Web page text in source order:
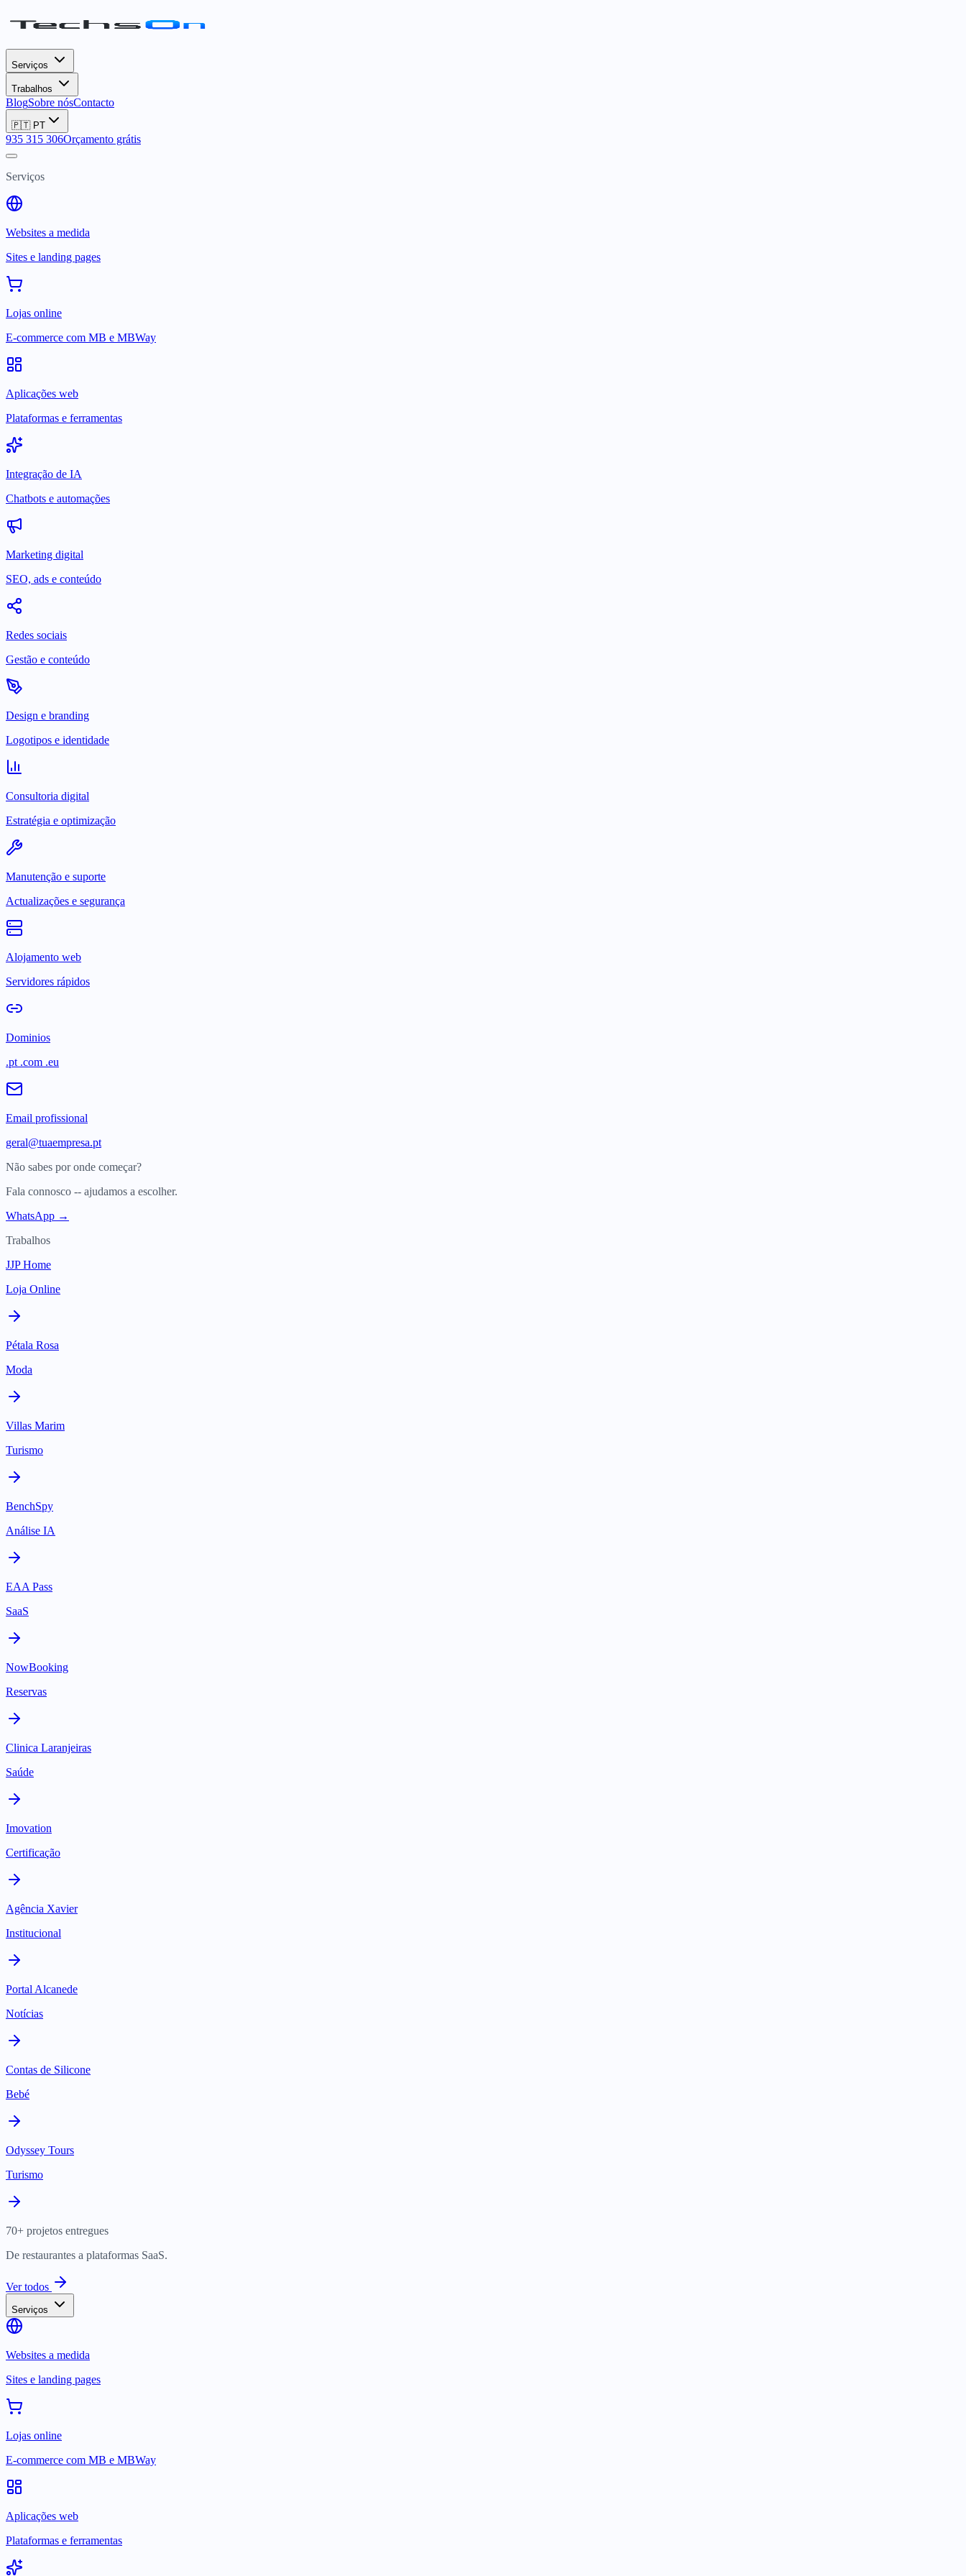
Serviços
Trabalhos
BlogSobre nósContacto
🇵🇹 PT
935 315 306Orçamento grátis
Serviços
Websites a medida
Sites e landing pages
Lojas online
E-commerce com MB e MBWay
Aplicações web
Plataformas e ferramentas
Integração de IA
Chatbots e automações
Marketing digital
SEO, ads e conteúdo
Redes sociais
Gestão e conteúdo
Design e branding
Logotipos e identidade
Consultoria digital
Estratégia e optimização
Manutenção e suporte
Actualizações e segurança
Alojamento web
Servidores rápidos
Dominios
.pt .com .eu
Email profissional
geral@tuaempresa.pt
Não sabes por onde começar?
Fala connosco -- ajudamos a escolher.
WhatsApp →
Trabalhos
JJP Home
Loja Online
Pétala Rosa
Moda
Villas Marim
Turismo
BenchSpy
Análise IA
EAA Pass
SaaS
NowBooking
Reservas
Clinica Laranjeiras
Saúde
Imovation
Certificação
Agência Xavier
Institucional
Portal Alcanede
Notícias
Contas de Silicone
Bebé
Odyssey Tours
Turismo
70+ projetos entregues
De restaurantes a plataformas SaaS.
Ver todos
Serviços
Websites a medida
Sites e landing pages
Lojas online
E-commerce com MB e MBWay
Aplicações web
Plataformas e ferramentas